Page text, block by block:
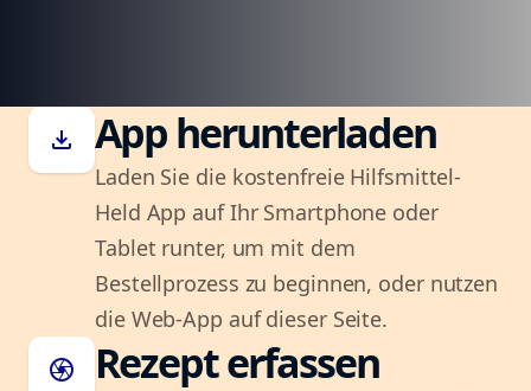
download App herunterladen
Laden Sie die kostenfreie Hilfsmittel-
Held App auf Ihr Smartphone oder
Tablet runter, um mit dem
Bestellprozess zu beginnen, oder nutzen
die Web-App auf dieser Seite.
camera Rezept erfassen